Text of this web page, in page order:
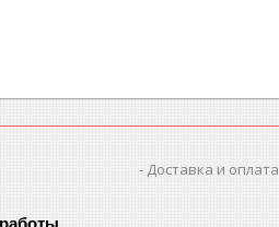
Доставка и оплата